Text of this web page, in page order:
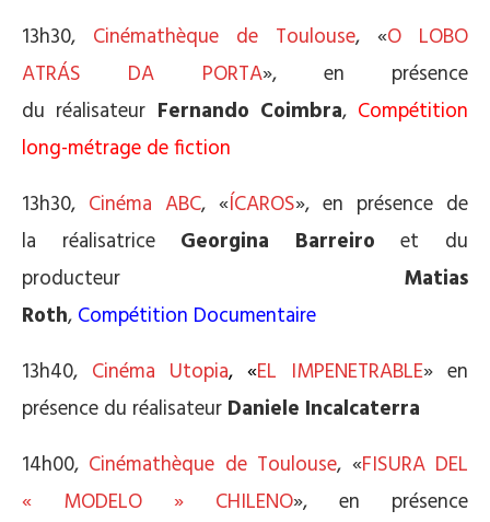
13h30, Cinémathèque de Toulouse, «O LOBO
ATRÁS DA PORTA», en présence
du réalisateur Fernando Coimbra, Compétition
long-métrage de fiction
13h30, Cinéma ABC, «ÍCAROS», en présence de
la réalisatrice Georgina Barreiro et du
producteur Matias
Roth, Compétition Documentaire
13h40, Cinéma Utopia, «EL IMPENETRABLE» en
présence du réalisateur Daniele Incalcaterra
14h00, Cinémathèque de Toulouse, «FISURA DEL
« MODELO » CHILENO», en présence